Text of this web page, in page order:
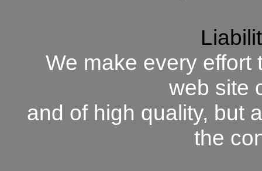
We make every effort
web site
and of high quality, but
the